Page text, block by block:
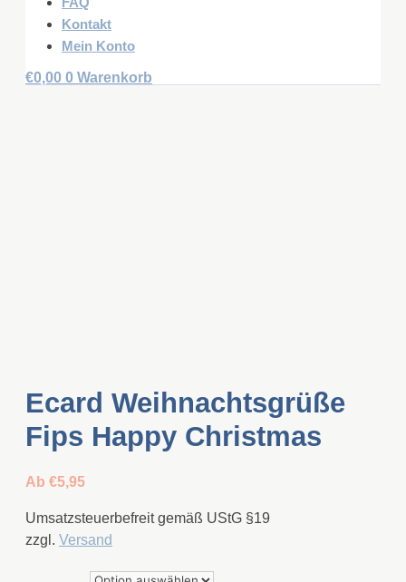
Kontakt
Mein Konto
€0,00 0 Warenkorb
Ecard Weihnachtsgrüße
Fips Happy Christmas
Ab €5,95
Umsatzsteuerbefreit gemäß UStG §19
zzgl. Versand